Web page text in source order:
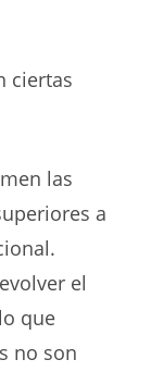
ciertas
las
a
el
que
no son